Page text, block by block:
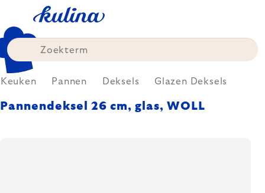
content
Keuken Pannen Deksels Glazen Deksels
Pannendeksel 26 cm, glas, WOLL